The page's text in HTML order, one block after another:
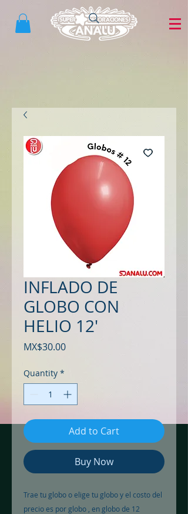
INFLADO DE
GLOBO CON
HELIO 12'
MX$30.00Price
Quantity *
Add to Cart
Buy Now
Trae tu globo o elige tu globo y el costo del
precio es por globo , en globo de 12